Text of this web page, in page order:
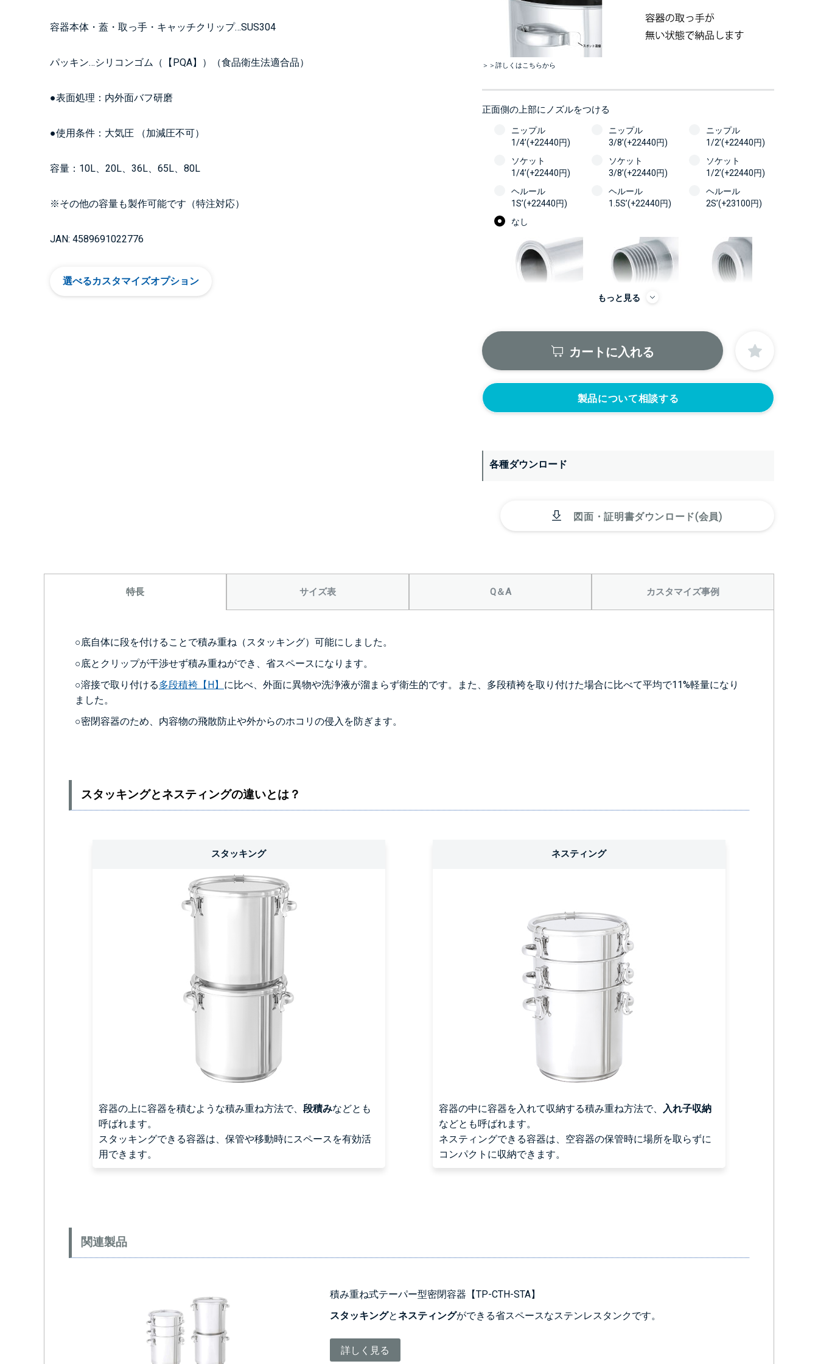
容器本体・蓋・取っ手・キャッチクリップ…SUS304
パッキン…シリコンゴム（【PQA】）（食品衛生法適合品）
●表面処理：内外面バフ研磨
●使用条件：大気圧 （加減圧不可）
容量：10L、20L、36L、65L、80L
※その他の容量も製作可能です（特注対応）
JAN: 4589691022776
選べるカスタマイズオプション
＞＞詳しくはこちらから
正面側の上部にノズルをつける
ニップル
1/4’(+22440円)
ニップル
3/8’(+22440円)
ニップル
1/2’(+22440円)
ソケット
1/4’(+22440円)
ソケット
3/8’(+22440円)
ソケット
1/2’(+22440円)
ヘルール
1S’(+22440円)
ヘルール
1.5S’(+22440円)
ヘルール
2S’(+23100円)
なし
もっと見る
カートに入れる
製品について相談する
各種ダウンロード
図面・証明書ダウンロード(会員)
特長 サイズ表 Q＆A カスタマイズ事例
○底自体に段を付けることで積み重ね（スタッキング）可能にしました。
○底とクリップが干渉せず積み重ねができ、省スペースになります。
○溶接で取り付ける多段積袴【H】 に比べ、外面に異物や洗浄液が溜まらず衛生的です。また、多段積袴を取り付けた場合に比べて平均で11%軽量になり
ました。
○密閉容器のため、内容物の飛散防止や外からのホコリの侵入を防ぎます。
スタッキングとネスティングの違いとは？
スタッキング
容器の上に容器を積むような積み重ね方法で、段積みなどとも
呼ばれます。
スタッキングできる容器は、保管や移動時にスペースを有効活
用できます。
ネスティング
容器の中に容器を入れて収納する積み重ね方法で、
入れ子収納
などとも呼ばれます。
ネスティングできる容器は、空容器の保管時に場所を取らずに
コンパクトに収納できます。
関連製品
積み重ね式テーパー型密閉容器【TP-CTH-STA】
スタッキングとネスティングができる省スペースなステンレスタンクです。
詳しく見る